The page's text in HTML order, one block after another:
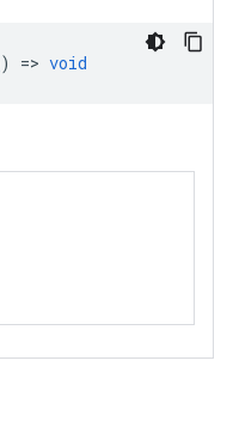
) => void